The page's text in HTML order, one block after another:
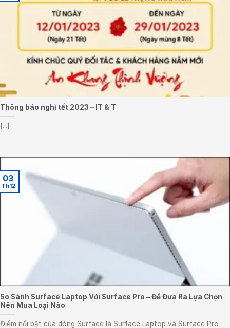
Thông báo nghỉ tết 2023 – IT & T
[...]
So Sánh Surface Laptop Với Surface Pro – Để Đưa Ra Lựa Chọn
Nên Mua Loại Nào
Điểm nổi bật của dòng Surface là Surface Laptop và Surface Pro
03
Th12